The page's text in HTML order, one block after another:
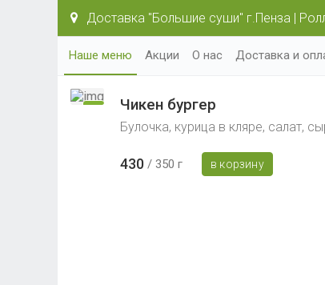
Доставка "Большие суши" г.Пенза |
Наше меню Акции О нас Доставка и
Чикен бургер
Булочка, курица в кляре, салат,
430 350 г в корзину